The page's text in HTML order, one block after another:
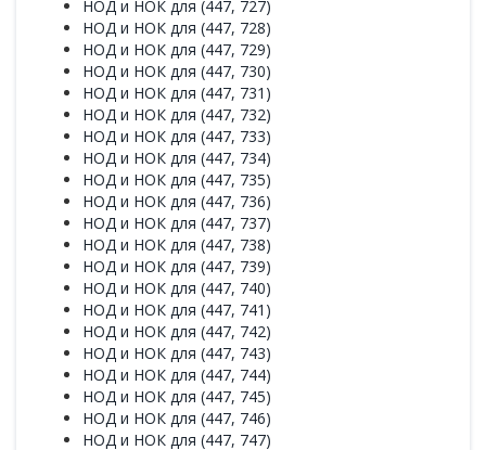
НОД и НОК для (447, 727)
НОД и НОК для (447, 728)
НОД и НОК для (447, 729)
НОД и НОК для (447, 730)
НОД и НОК для (447, 731)
НОД и НОК для (447, 732)
НОД и НОК для (447, 733)
НОД и НОК для (447, 734)
НОД и НОК для (447, 735)
НОД и НОК для (447, 736)
НОД и НОК для (447, 737)
НОД и НОК для (447, 738)
НОД и НОК для (447, 739)
НОД и НОК для (447, 740)
НОД и НОК для (447, 741)
НОД и НОК для (447, 742)
НОД и НОК для (447, 743)
НОД и НОК для (447, 744)
НОД и НОК для (447, 745)
НОД и НОК для (447, 746)
НОД и НОК для (447, 747)